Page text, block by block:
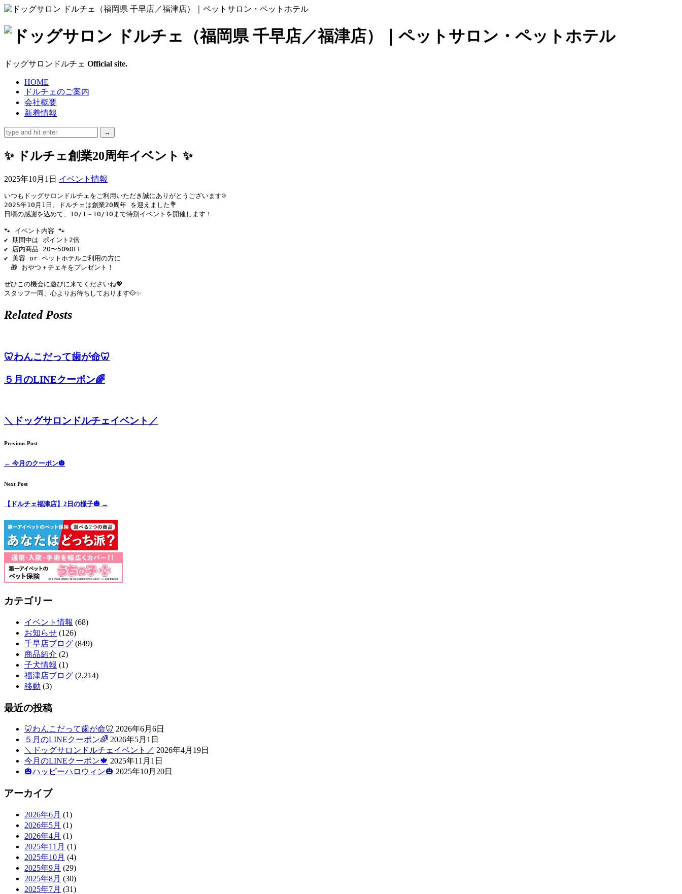
ド
ッ
グ
サ
ロ
ン
ル
チ
ェ
（福
岡
早
店
福
津
店）
｜
ペ
ッ
ト
サ
ロ
ン・
ペ
ッ
ト
ホ
テ
ル
ドッグサロンドルチェ Official site.
HOME
ドルチェのご案内
会社概要
新着情報
✨ ドルチェ創業20周年イベント ✨
2025年10月1日 イベント情報
いつもドッグサロンドルチェをご利用いただき誠にありがとうございます☺️
2025年10月1日、ドルチェは創業20周年 を迎えました💐
日頃の感謝を込めて、10/1～10/10まで特別イベントを開催します！
🐾 イベント内容 🐾
✔ 期間中は ポイント2倍
✔ 店内商品 20〜50%OFF
✔ 美容 or ペットホテルご利用の方に
🎁 おやつ＋チェキをプレゼント！
ぜひこの機会に遊びに来てくださいね💖
スタッフ一同、心よりお待ちしております🐶✨
Related Posts
🦷わんこだって歯が命🦷
５月のLINEクーポン🌈
＼ドッグサロンドルチェイベント／
Previous Post
← 今月のクーポン🎃
Next Post
【ドルチェ福津店】2日の様子🎃 →
カテゴリー
イベント情報 (68)
お知らせ (126)
千早店ブログ (849)
商品紹介 (2)
子犬情報 (1)
福津店ブログ (2,214)
移動 (3)
最近の投稿
🦷わんこだって歯が命🦷 2026年6月6日
５月のLINEクーポン🌈 2026年5月1日
＼ドッグサロンドルチェイベント／ 2026年4月19日
今月のLINEクーポン🍁 2025年11月1日
🎃ハッピーハロウィン🎃 2025年10月20日
アーカイブ
2026年6月 (1)
2026年5月 (1)
2026年4月 (1)
2025年11月 (1)
2025年10月 (4)
2025年9月 (29)
2025年8月 (30)
2025年7月 (31)